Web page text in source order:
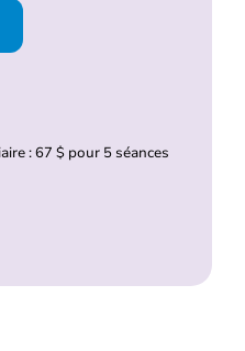
: 67 $ pour 5 séances